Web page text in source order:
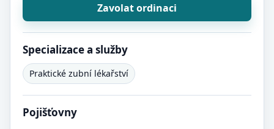
Zavolat ordinaci
Specializace a služby
Praktické zubní lékařství
Pojišťovny